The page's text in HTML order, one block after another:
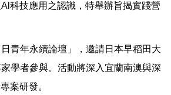
科技應用之認識，特舉辦旨揭實踐營
青年永續論壇」，邀請日本早稻田大
學者參與。活動將深入宜蘭南澳與深
案研發。